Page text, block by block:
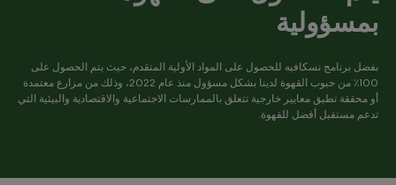
بمسؤولية
بفضل برنامج نسكافيه للحصول على المواد الأولية المتقدم، حيث يتم الحصول على
100٪ من حبوب القهوة لدينا بشكل مسؤول منذ عام 2022، وذلك من مزارع معتمدة
أو محققة تطبق معايير خارجية تتعلق بالممارسات الاجتماعية والاقتصادية والبيئية التي
تدعم مستقبل أفضل للقهوة.